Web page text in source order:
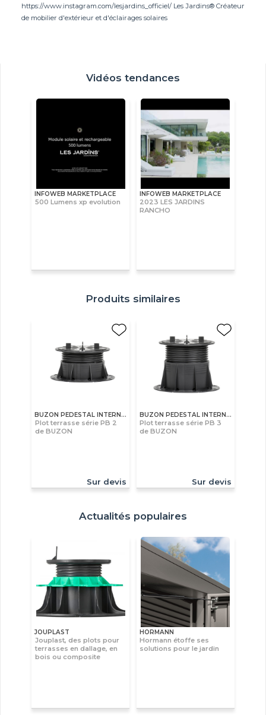
https://www.instagram.com/lesjardins_officiel/ Les Jardins® Créateur
de mobilier d'extérieur et d'éclairages solaires
Vidéos tendances
INFOWEB MARKETPLACE
500 Lumens xp evolution
INFOWEB MARKETPLACE
2023 LES JARDINS
RANCHO
Produits similaires
BUZON PEDESTAL INTERNATIONAL S.A
Plot terrasse série PB 2
de BUZON
Sur devis
BUZON PEDESTAL INTERNATIONAL S.A
Plot terrasse série PB 3
de BUZON
Sur devis
Actualités populaires
JOUPLAST
Jouplast, des plots pour
terrasses en dallage, en
bois ou composite
HORMANN
Hormann étoffe ses
solutions pour le jardin